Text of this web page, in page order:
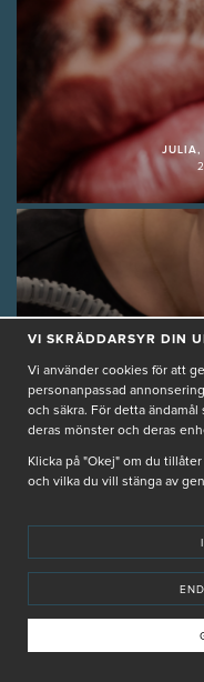
JULIA,
VI SKRÄDDARSYR DIN
Vi använder cookies för att
personanpassad
och säkra. För detta
deras mönster och deras
Klicka på "Okej" om du
och vilka du vill stänga av